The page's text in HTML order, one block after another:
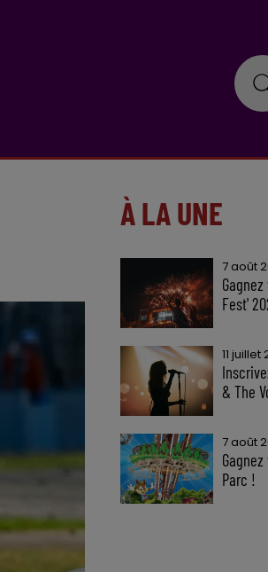
À LA UNE
7 août
Fest'
11 juillet
& The
7 août
Parc !